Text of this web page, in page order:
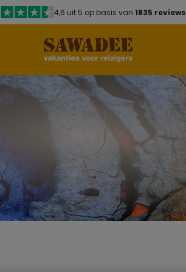
4,6 uit 5 op basis van 1835 reviews